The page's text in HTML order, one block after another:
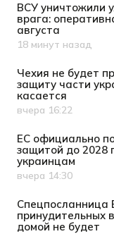
ВСУ уничтожили
врага:
августа
Дата публикации
18 минут назад
Чехия не будет
защиту части
касается
Дата публикации
вчера 16:22
ЕС официально
защитой до 2028
украинцам
Дата публикации
вчера 14:30
Спецпосланница
принудительных
домой не будет